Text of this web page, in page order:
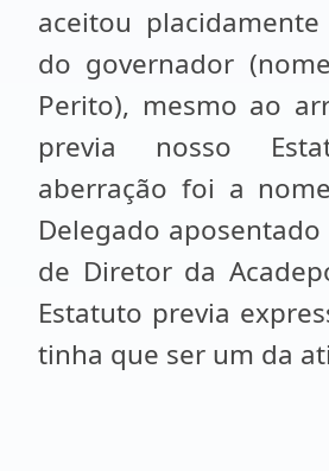
aceitou
do governador
Perito), mesmo ao
previa nosso
aberração foi a
Delegado
de Diretor da
Estatuto previa
tinha que ser um da